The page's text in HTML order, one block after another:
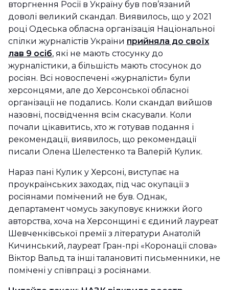
вторгнення Росії в Україну був пов’язаний
доволі великий скандал. Виявилось, що у 2021
році Одеська обласна організація Національної
спілки журналістів України прийняла до своїх
лав 9 осіб, які не мають стосунку до
журналістики, а більшість мають стосунок до
росіян. Всі новоспечені «журналісти» були
херсонцями, але до Херсонської обласної
організації не подались. Коли скандал вийшов
назовні, посвідчення всім скасували. Коли
почали цікавитись, хто ж готував подання і
рекомендації, виявилось, що рекомендації
писали Олена Шелестенко та Валерій Кулик.
Нараз пані Кулик у Херсоні, виступає на
проукраїнських заходах, під час окупації з
росіянами помічений не був. Однак,
департамент чомусь закуповує книжки його
авторства, хоча на Херсонщині є єдиний лауреат
Шевченківської премії з літератури Анатолій
Кичинський, лауреат Гран-прі «Коронації слова»
Віктор Вальд та інші талановиті письменники, не
помічені у співпраці з росіянами.